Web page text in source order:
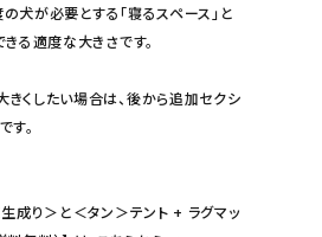
犬が必要とする「寝るスペース」と
る適度な大きさです。
くしたい場合は、後から追加セクシ
す。
成り＞と＜タン＞テント + ラグマッ